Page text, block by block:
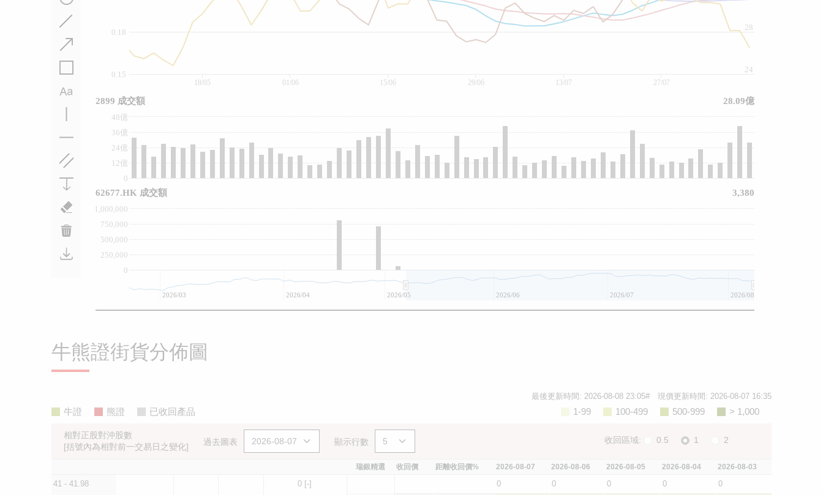
0.18
0.15
24
28
0
12億
24億
36億
48億
0
250,000
500,000
750,000
1,000,000
01/06
18/05 15/06 29/06 13/07 27/07
2026/03 2026/04 2026/05 2026/06 2026/07 2026/08
2899 成交額 28.09億
62677.HK 成交額 3,380
牛熊證街貨分佈圖
最後更新時間: 2026-08-08 23:05# 現價更新時間: 2026-08-07 16:35
牛證 熊證 已收回產品 > 1,000
500-999
100-499
1-99
相對正股對沖股數
[括號內為相對前一交易日之變化]
過去圖表 顯示行數 收回區域: 0.5 1 2
瑞銀精選 收回價 距離收回價% 2026-08-07 2026-08-06 2026-08-05 2026-08-04 2026-08-03
41 - 41.98 0 [-] 0 0 0 0
0